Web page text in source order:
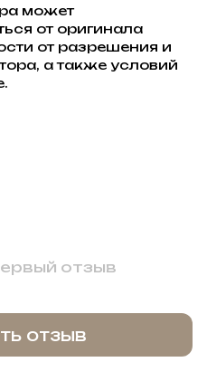
может
от оригинала
от разрешения и
а также условий
отзыв
отзыв